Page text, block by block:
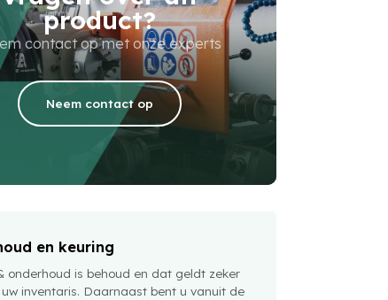
product?
contact op met onze experts
Neem contact op
en keuring
onderhoud is behoud en dat geldt zeker
uw inventaris. Daarnaast bent u vanuit de